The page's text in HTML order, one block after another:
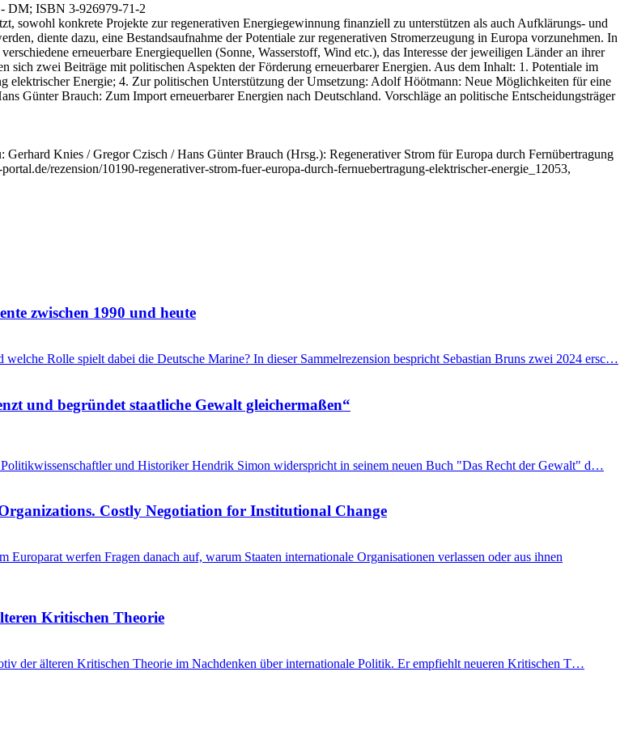
DM; ISBN 3-926979-71-2
sowohl konkrete Projekte zur regenerativen Energiegewinnung finanziell zu unterstützen als auch Aufklärungs- und
diente dazu, eine Bestandsaufnahme der Potentiale zur regenerativen Stromerzeugung in Europa vorzunehmen. In
erneuerbare Energiequellen (Sonne, Wasserstoff, Wind etc.), das Interesse der jeweiligen Länder an ihrer
sich zwei Beiträge mit politischen Aspekten der Förderung erneuerbarer Energien. Aus dem Inhalt: 1. Potentiale im
Energie; 4. Zur politischen Unterstützung der Umsetzung: Adolf Höötmann: Neue Möglichkeiten für eine
Günter Brauch: Zum Import erneuerbarer Energien nach Deutschland. Vorschläge an politische Entscheidungsträger
Knies / Gregor Czisch / Hans Günter Brauch (Hrsg.): Regenerativer Strom für Europa durch Fernübertragung
rezension/10190-regenerativer-strom-fuer-europa-durch-fernuebertragung-elektrischer-energie_12053,
zwischen 1990 und heute
Rolle spielt dabei die Deutsche Marine? In dieser Sammelrezension bespricht Sebastian Bruns zwei 2024 ersc…
und begründet staatliche Gewalt gleichermaßen“
und Historiker Hendrik Simon widerspricht in seinem neuen Buch "Das Recht der Gewalt" d…
Costly Negotiation for Institutional Change
werfen Fragen danach auf, warum Staaten internationale Organisationen verlassen oder aus ihnen
Kritischen Theorie
der älteren Kritischen Theorie im Nachdenken über internationale Politik. Er empfiehlt neueren Kritischen T…